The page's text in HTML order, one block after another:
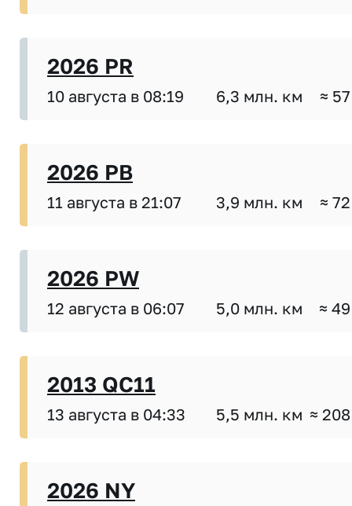
2026 PR
10 августа в 08:19 6,3 млн. км ≈
2026 PB
11 августа в 21:07 3,9 млн. км ≈
2026 PW
12 августа в 06:07 5,0 млн. км ≈
2013 QC11
13 августа в 04:33 5,5 млн. км ≈
2026 NY